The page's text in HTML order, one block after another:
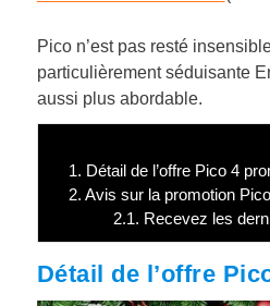
Pico n’est pas resté
particulièrement séduisante
aussi plus abordable.
1. Détail de l’offre Pico 4
2. Avis sur la promotion
2.1. Recevez les
Détail de l’offre